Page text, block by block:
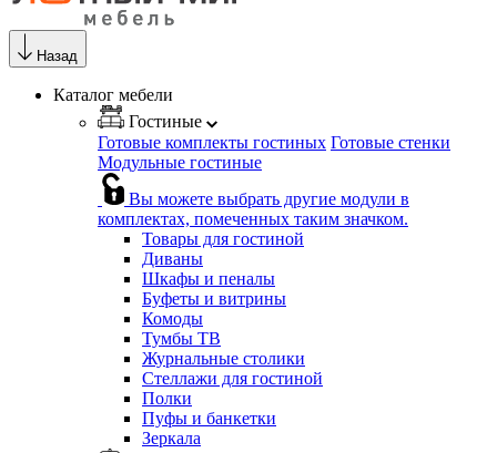
Назад
Каталог мебели
Гостиные
Готовые комплекты гостиных Готовые стенки
Модульные гостиные
Вы можете выбрать другие модули в
комплектах, помеченных таким значком.
Товары для гостиной
Диваны
Шкафы и пеналы
Буфеты и витрины
Комоды
Тумбы ТВ
Журнальные столики
Стеллажи для гостиной
Полки
Пуфы и банкетки
Зеркала